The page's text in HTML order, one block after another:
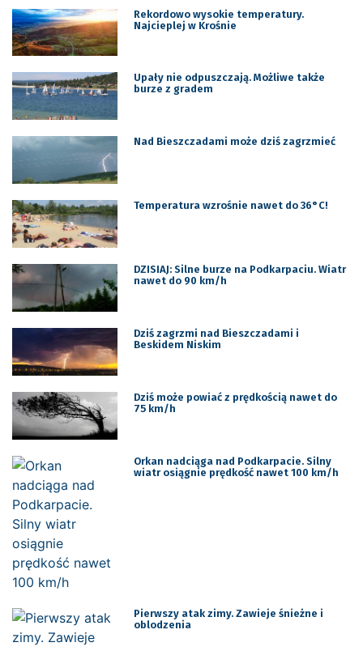
Rekordowo wysokie temperatury.
Najcieplej w Krośnie
Upały nie odpuszczają. Możliwe także
burze z gradem
Nad Bieszczadami może dziś zagrzmieć
Temperatura wzrośnie nawet do 36°C!
DZISIAJ: Silne burze na Podkarpaciu. Wiatr
nawet do 90 km/h
Dziś zagrzmi nad Bieszczadami i
Beskidem Niskim
Dziś może powiać z prędkością nawet do
75 km/h
Orkan nadciąga nad Podkarpacie. Silny
wiatr osiągnie prędkość nawet 100 km/h
Pierwszy atak zimy. Zawieje śnieżne i
oblodzenia